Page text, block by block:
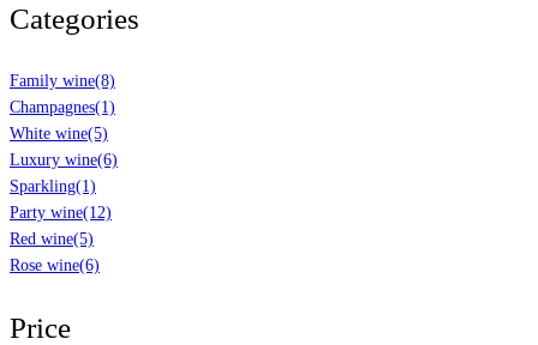
Categories
Family wine(8)
Champagnes(1)
White wine(5)
Luxury wine(6)
Sparkling(1)
Party wine(12)
Red wine(5)
Rose wine(6)
Price